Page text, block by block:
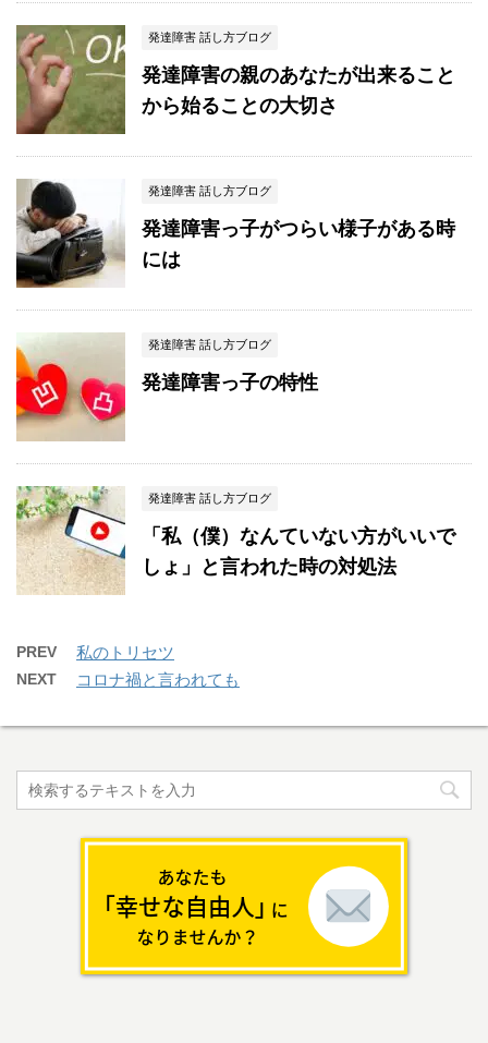
発達障害 話し方ブログ
発達障害の親のあなたが出来ること
から始ることの大切さ
発達障害 話し方ブログ
発達障害っ子がつらい様子がある時
には
発達障害 話し方ブログ
発達障害っ子の特性
発達障害 話し方ブログ
「私（僕）なんていない方がいいで
しょ」と言われた時の対処法
PREV 私のトリセツ
NEXT コロナ禍と言われても